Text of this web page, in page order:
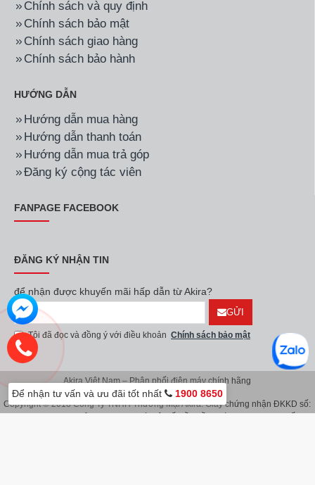
Chính sách và quy định
Chính sách bảo mật
Chính sách giao hàng
Chính sách bảo hành
HƯỚNG DẪN
Hướng dẫn mua hàng
Hướng dẫn thanh toán
Hướng dẫn mua trả góp
Đăng ký cộng tác viên
FANPAGE FACEBOOK
ĐĂNG KÝ NHẬN TIN
để nhận được khuyến mãi hấp dẫn từ Akira?
GỬI
Tôi đã đọc và đồng ý với điều khoản Chính sách bảo mật
Akira Việt Nam – Phân phối điện máy chính hãng
Copyright © 2018 Công Ty TNHH Thương Mại Akira. Giấy chứng nhận ĐKKD số:
Để nhận tư vấn và ưu đãi tốt nhất 1900 8650